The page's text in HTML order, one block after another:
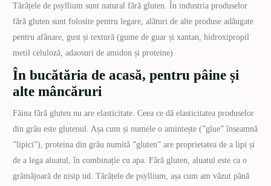
Tărâțele de psyllium sunt natural fără gluten. În industria produselor
fără gluten sunt folosite pentru legare, alături de alte produse adăugate
pentru afânare, gust și textură (gume de guar și xantan, hidroxipropil
metil celuloză, adaosuri de amidon și proteine).
În bucătăria de acasă, pentru pâine și
alte mâncăruri
Făina fără gluten nu are elasticitate. Ceea ce dă elasticitatea produselor
din grâu este glutenul. Așa cum și numele o amintește (”glue” înseamnă
”lipici”), proteina din grâu numită ”gluten” are proprietatea de a lipi și
de a lega aluatul, în combinație cu apa. Fără gluten, aluatul este ca o
grămăjoară de nisip ud. Tărâțele de psyllium, așa cum am văzut până